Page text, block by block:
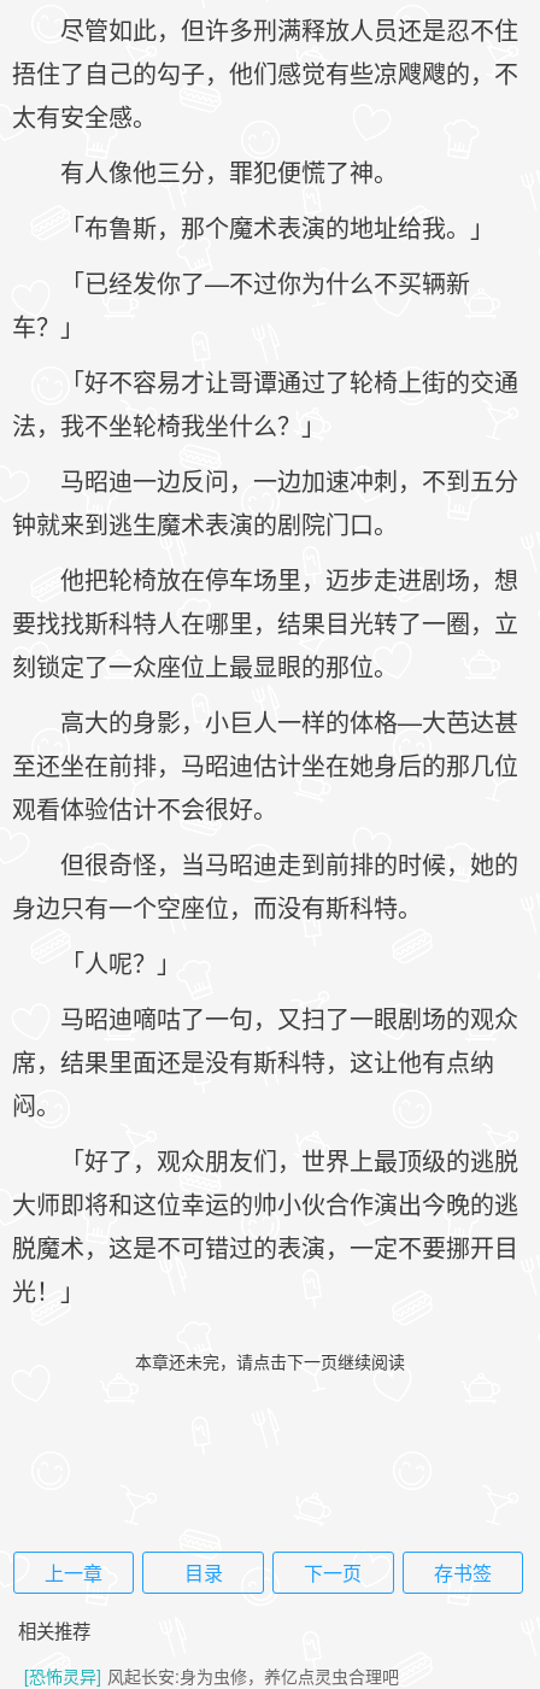
尽管如此，但许多刑满释放人员还是忍不住
捂住了自己的勾子，他们感觉有些凉飕飕的，不
太有安全感。
有人像他三分，罪犯便慌了神。
「布鲁斯，那个魔术表演的地址给我。」
「已经发你了—不过你为什么不买辆新
车？」
「好不容易才让哥谭通过了轮椅上街的交通
法，我不坐轮椅我坐什么？」
马昭迪一边反问，一边加速冲刺，不到五分
钟就来到逃生魔术表演的剧院门口。
他把轮椅放在停车场里，迈步走进剧场，想
要找找斯科特人在哪里，结果目光转了一圈，立
刻锁定了一众座位上最显眼的那位。
高大的身影，小巨人一样的体格—大芭达甚
至还坐在前排，马昭迪估计坐在她身后的那几位
观看体验估计不会很好。
但很奇怪，当马昭迪走到前排的时候，她的
身边只有一个空座位，而没有斯科特。
「人呢？」
马昭迪嘀咕了一句，又扫了一眼剧场的观众
席，结果里面还是没有斯科特，这让他有点纳
闷。
「好了，观众朋友们，世界上最顶级的逃脱
大师即将和这位幸运的帅小伙合作演出今晚的逃
脱魔术，这是不可错过的表演，一定不要挪开目
光！」
本章还未完，请点击下一页继续阅读
上一章 目录 下一页 存书签
相关推荐
[恐怖灵异] 风起长安:身为虫修，养亿点灵虫合理吧